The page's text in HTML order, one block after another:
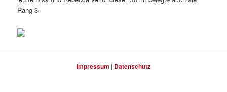
Rang 3
Impressum | Datenschutz